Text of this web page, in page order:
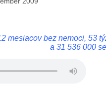
mesiacov bez nemoci, 53
a 31 536 000